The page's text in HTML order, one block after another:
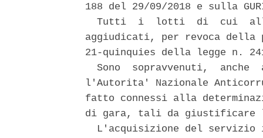
188 del 29/09/2018 e sulla
Tutti  i  lotti  di  cui
aggiudicati, per revoca
21-quinquies della legge n.
Sono  sopravvenuti,  anche
l'Autorita' Nazionale
fatto connessi alla
di gara, tali da giustificare
L'acquisizione del servizio